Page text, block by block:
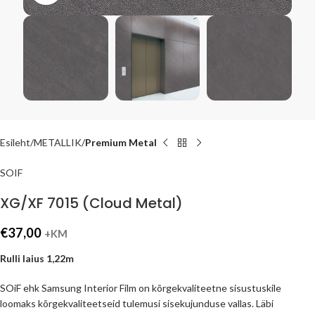
Esileht METALLIK Premium Metal
SOIF
XG/XF 7015 (Cloud Metal)
€37,00 +KM
Rulli laius 1,22m
SOiF ehk Samsung Interior Film on kõrgekvaliteetne sisustuskile
loomaks kõrgekvaliteetseid tulemusi sisekujunduse vallas. Läbi